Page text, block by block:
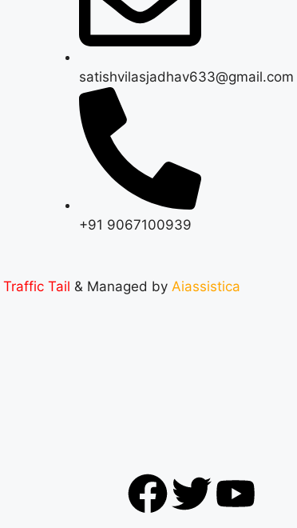
satishvilasjadhav633@gmail.com
+91 9067100939
Traffic Tail & Managed by Aiassistica